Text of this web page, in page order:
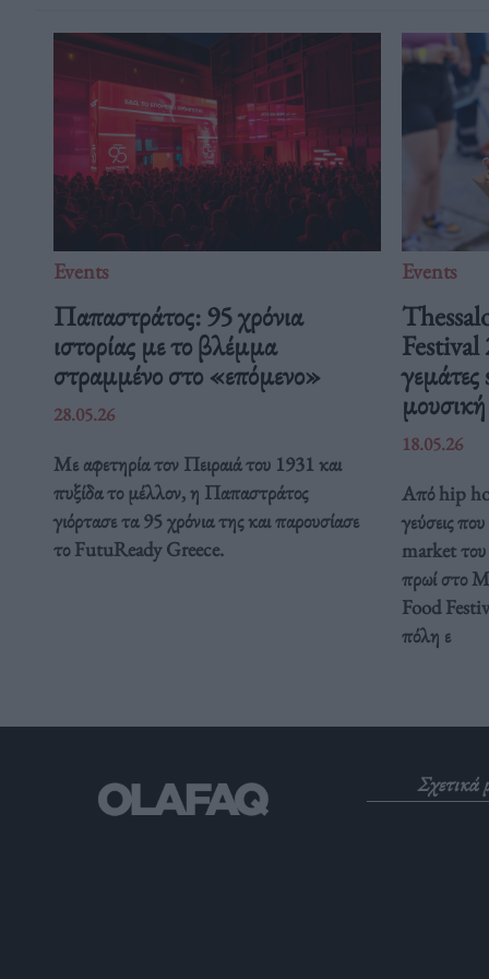
Events
Παπαστράτος: 95 χρόνια
ιστορίας με το βλέμμα
στραμμένο στο «επόμενο»
28.05.26
Με αφετηρία τον Πειραιά του 1931 και
πυξίδα το μέλλον, η Παπαστράτος
γιόρτασε τα 95 χρόνια της και παρουσίασε
το FutuReady Greece.
Events
Festival
18.05.26
Από hip
γεύσεις
market του
πρωί στο
Food
πόλη ε
Σχετικά